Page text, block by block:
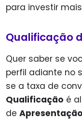
para investir
Qualificação
Quer saber se
perfil adiante no
se a taxa de
Qualificação é
de